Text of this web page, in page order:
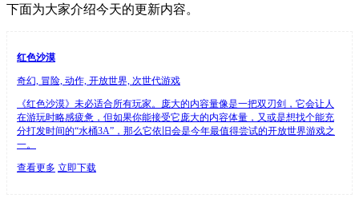
下面为大家介绍今天的更新内容。
红色沙漠
奇幻, 冒险, 动作, 开放世界, 次世代游戏
《红色沙漠》未必适合所有玩家。庞大的内容量像是一把双刃剑，它会让人
在游玩时略感疲惫，但如果你能接受它庞大的内容体量，又或是想找个能充
分打发时间的“水桶3A”，那么它依旧会是今年最值得尝试的开放世界游戏之
一。
查看更多 立即下载